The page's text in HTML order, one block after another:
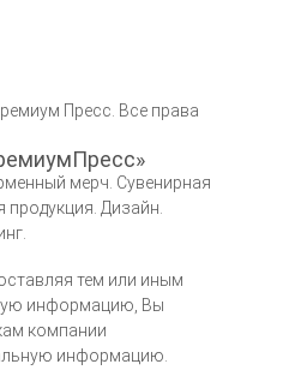
Пресс. Все права
мерч. Сувенирная
продукция. Дизайн.
тем или иным
информацию, Вы
компании
информацию.